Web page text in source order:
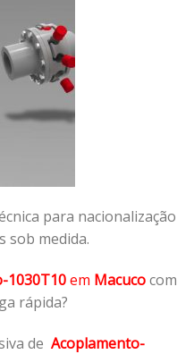
para nacionalização
sob medida.
1030T10em Macucocom
rápida?
de Acoplamento-